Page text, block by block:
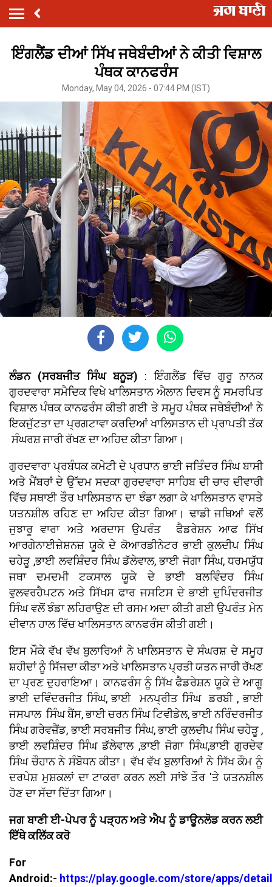
ਇੰਗਲੈਂਡ ਦੀਆਂ ਸਿੱਖ ਜਥੇਬੰਦੀਆਂ ਨੇ ਕੀਤੀ ਵਿਸ਼ਾਲ
ਪੰਥਕ ਕਾਨਫਰੰਸ
Monday, May 04, 2026 - 07:44 PM (IST)
ਲੰਡਨ (ਸਰਬਜੀਤ ਸਿੰਘ ਬਨੂੜ) : ਇੰਗਲੈਂਡ ਵਿੱਚ ਗੁਰੂ ਨਾਨਕ
ਗੁਰਦਵਾਰਾ ਸਮੈਦਿਕ ਵਿਖੇ ਖਾਲਿਸਤਾਨ ਐਲਾਨ ਦਿਵਸ ਨੂੰ ਸਮਰਪਿਤ
ਵਿਸ਼ਾਲ ਪੰਥਕ ਕਾਨਫਰੰਸ ਕੀਤੀ ਗਈ ਤੇ ਸਮੂਹ ਪੰਥਕ ਜਥੇਬੰਦੀਆਂ ਨੇ
ਇਕਜੁੱਟਤਾ ਦਾ ਪ੍ਰਗਟਾਵਾ ਕਰਦਿਆਂ ਖਾਲਿਸਤਾਨ ਦੀ ਪ੍ਰਾਪਤੀ ਤੱਕ
ਸੰਘਰਸ਼ ਜਾਰੀ ਰੱਖਣ ਦਾ ਅਹਿਦ ਕੀਤਾ ਗਿਆ।
ਗੁਰਦਵਾਰਾ ਪ੍ਰਬੰਧਕ ਕਮੇਟੀ ਦੇ ਪ੍ਰਧਾਨ ਭਾਈ ਜਤਿੰਦਰ ਸਿੰਘ ਬਾਸੀ
ਅਤੇ ਮੈਂਬਰਾਂ ਦੇ ਉੱਦਮ ਸਦਕਾ ਗੁਰਦਵਾਰਾ ਸਾਹਿਬ ਦੀ ਚਾਰ ਦੀਵਾਰੀ
ਵਿੱਚ ਸਥਾਈ ਤੌਰ ਖਾਲਿਸਤਾਨ ਦਾ ਝੰਡਾ ਲਗਾ ਕੇ ਖਾਲਿਸਤਾਨ ਵਾਸਤੇ
ਯਤਨਸ਼ੀਲ ਰਹਿਣ ਦਾ ਅਹਿਦ ਕੀਤਾ ਗਿਆ। ਢਾਡੀ ਜਥਿਆਂ ਵਲੋਂ
ਜੁਝਾਰੂ ਵਾਰਾ ਅਤੇ ਅਰਦਾਸ ਉਪਰੰਤ ਫੈਡਰੇਸ਼ਨ ਆਫ ਸਿੱਖ
ਆਰਗੇਨਾਈਜ਼ੇਸ਼ਨਜ਼ ਯੂਕੇ ਦੇ ਕੋਆਰਡੀਨੇਟਰ ਭਾਈ ਕੁਲਦੀਪ ਸਿੰਘ
ਚਹੇੜੂ ,ਭਾਈ ਲਵਸ਼ਿੰਦਰ ਸਿੰਘ ਡੱਲੇਵਾਲ, ਭਾਈ ਜੋਗਾ ਸਿੰਘ, ਧਰਮਯੁੱਧ
ਜਥਾ ਦਮਦਮੀ ਟਕਸਾਲ ਯੂਕੇ ਦੇ ਭਾਈ ਬਲਵਿੰਦਰ ਸਿੰਘ
ਵੁਲਵਰਹੈਪਟਨ ਅਤੇ ਸਿੱਖਸ ਫਾਰ ਜਸਟਿਸ ਦੇ ਭਾਈ ਦੁਪਿੰਦਰਜੀਤ
ਸਿੰਘ ਵਲੋਂ ਝੰਡਾ ਲਹਿਰਾਉਣ ਦੀ ਰਸਮ ਅਦਾ ਕੀਤੀ ਗਈ ਉਪਰੰਤ ਮੇਨ
ਦੀਵਾਨ ਹਾਲ ਵਿੱਚ ਖਾਲਿਸਤਾਨ ਕਾਨਫਰੰਸ ਕੀਤੀ ਗਈ।
ਇਸ ਮੌਕੇ ਵੱਖ ਵੱਖ ਬੁਲਾਰਿਆਂ ਨੇ ਖਾਲਿਸਤਾਨ ਦੇ ਸੰਘਰਸ਼ ਦੇ ਸਮੂਹ
ਸ਼ਹੀਦਾਂ ਨੂੰ ਸਿੱਜਦਾ ਕੀਤਾ ਅਤੇ ਖਾਲਿਸਤਾਨ ਪ੍ਰਤੀ ਯਤਨ ਜਾਰੀ ਰੱਖਣ
ਦਾ ਪ੍ਰਣ ਦੁਹਰਾਇਆ। ਕਾਨਫਰੰਸ ਨੂੰ ਸਿੱਖ ਫੈਡਰੇਸ਼ਨ ਯੂਕੇ ਦੇ ਆਗੂ
ਭਾਈ ਦਵਿੰਦਰਜੀਤ ਸਿੰਘ, ਭਾਈ ਮਨਪ੍ਰੀਤ ਸਿੰਘ ਡਰਬੀ , ਭਾਈ
ਜਸਪਾਲ ਸਿੰਘ ਬੈਂਸ, ਭਾਈ ਚਰਨ ਸਿੰਘ ਟਿਵੀਡੇਲ, ਭਾਈ ਨਰਿੰਦਰਜੀਤ
ਸਿੰਘ ਗਰੇਵਜ਼ੈਂਡ, ਭਾਈ ਸਰਬਜੀਤ ਸਿੰਘ, ਭਾਈ ਕੁਲਦੀਪ ਸਿੰਘ ਚਹੇੜੂ ,
ਭਾਈ ਲਵਸ਼ਿੰਦਰ ਸਿੰਘ ਡੱਲੇਵਾਲ ,ਭਾਈ ਜੋਗਾ ਸਿੰਘ,ਭਾਈ ਗੁਰਦੇਵ
ਸਿੰਘ ਚੌਹਾਨ ਨੇ ਸੰਬੋਧਨ ਕੀਤਾ। ਵੱਖ ਵੱਖ ਬੁਲਾਰਿਆਂ ਨੇ ਸਿੱਖ ਕੌਮ ਨੂੰ
ਦਰਪੇਸ਼ ਮੁਸ਼ਕਲਾਂ ਦਾ ਟਾਕਰਾ ਕਰਨ ਲਈ ਸਾਂਝੇ ਤੌਰ 'ਤੇ ਯਤਨਸ਼ੀਲ
ਹੋਣ ਦਾ ਸੱਦਾ ਦਿੱਤਾ ਗਿਆ।
ਜਗ ਬਾਣੀ ਈ-ਪੇਪਰ ਨੂੰ ਪੜ੍ਹਨ ਅਤੇ ਐਪ ਨੂੰ ਡਾਊਨਲੋਡ ਕਰਨ ਲਈ
ਇੱਥੇ ਕਲਿੱਕ ਕਰੋ
For
Android:- https://play.google.com/store/apps/